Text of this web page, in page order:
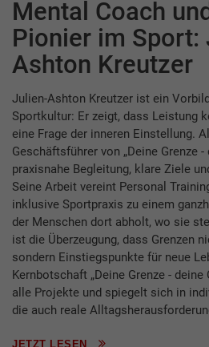
Mental Coach
Pionier im Sport:
Ashton Kreutzer
Julien-Ashton Kreutzer ist ein
Sportkultur: Er zeigt, dass Leistung
eine Frage der inneren Einstellung.
Geschäftsführer von „Deine Grenze
praxisnahe Begleitung, klare Ziele
Seine Arbeit vereint Personal
inklusive Sportpraxis zu einem
der Menschen dort abholt, wo sie
ist die Überzeugung, dass Grenzen
sondern Einstiegspunkte für neue
Kernbotschaft „Deine Grenze -
alle Projekte und spiegelt sich in
die auch reale
JETZT LESEN